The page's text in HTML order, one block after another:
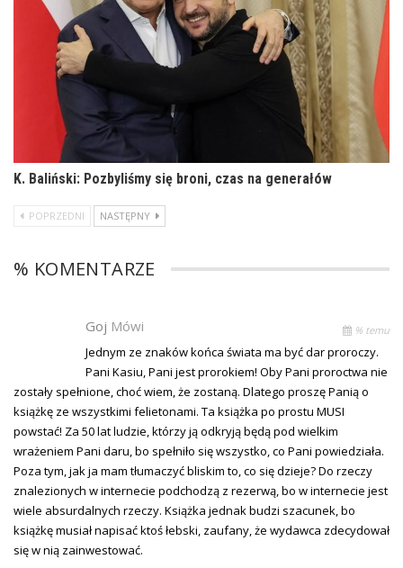
K. Baliński: Pozbyliśmy się broni, czas na generałów
POPRZEDNI NASTĘPNY
% KOMENTARZE
Goj Mówi % temu
Jednym ze znaków końca świata ma być dar proroczy.
Pani Kasiu, Pani jest prorokiem! Oby Pani proroctwa nie
zostały spełnione, choć wiem, że zostaną. Dlatego proszę Panią o
książkę ze wszystkimi felietonami. Ta książka po prostu MUSI
powstać! Za 50 lat ludzie, którzy ją odkryją będą pod wielkim
wrażeniem Pani daru, bo spełniło się wszystko, co Pani powiedziała.
Poza tym, jak ja mam tłumaczyć bliskim to, co się dzieje? Do rzeczy
znalezionych w internecie podchodzą z rezerwą, bo w internecie jest
wiele absurdalnych rzeczy. Książka jednak budzi szacunek, bo
książkę musiał napisać ktoś łebski, zaufany, że wydawca zdecydował
się w nią zainwestować.